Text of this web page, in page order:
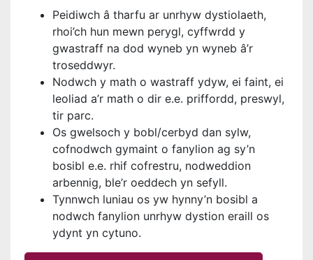
Peidiwch â tharfu ar unrhyw dystiolaeth,
rhoi’ch hun mewn perygl, cyffwrdd y
gwastraff na dod wyneb yn wyneb â’r
troseddwyr.
Nodwch y math o wastraff ydyw, ei faint, ei
leoliad a’r math o dir e.e. priffordd, preswyl,
tir parc.
Os gwelsoch y bobl/cerbyd dan sylw,
cofnodwch gymaint o fanylion ag sy’n
bosibl e.e. rhif cofrestru, nodweddion
arbennig, ble’r oeddech yn sefyll.
Tynnwch luniau os yw hynny’n bosibl a
nodwch fanylion unrhyw dystion eraill os
ydynt yn cytuno.